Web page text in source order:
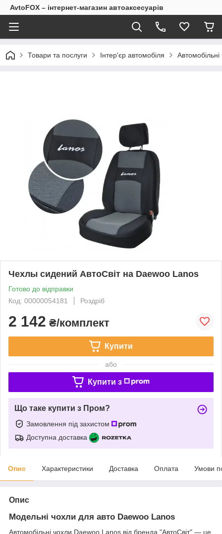
AvtoFOX – інтернет-магазин автоаксесуарів
Товари та послуги Інтер'єр автомобіля
Чехлы сидений АвтоСвіт на Daewoo Lanos
Готово до відправки
Код: 00000054181
Роздріб
2 142 ₴/комплект
Купити
або
Купити з
Що таке купити з Пром?
Замовлення під захистом
Доступна доставка
Опис Характеристики Доставка Оплата Умови
Опис
Модельні чохли для авто Daewoo Lanos
Автомобільні чохли Daewoo Lanos від бренда "АвтоСвіт" — це